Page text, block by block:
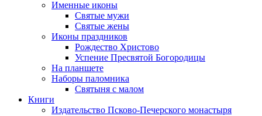
Именные иконы
Святые мужи
Святые жены
Иконы праздников
Рождество Христово
Успение Пресвятой Богородицы
На планшете
Наборы паломника
Святыня с малом
Книги
Издательство Псково-Печерского монастыря